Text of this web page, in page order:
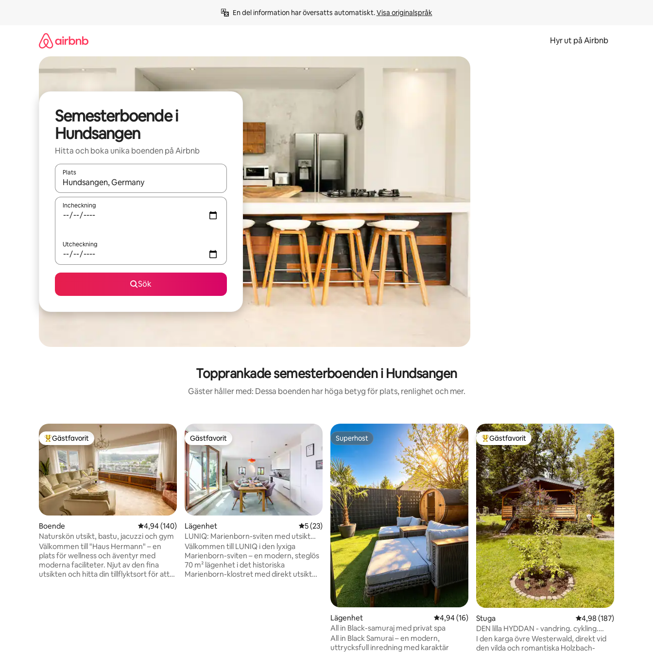
En del information har översatts automatiskt. Visa originalspråk
Hyr ut på Airbnb
Semesterboende i
Hundsangen
Hitta och boka unika boenden på Airbnb
Plats
När resultaten är tillgängliga kan du navigera med upp- och nedåtpilarna eller utforska genom att trycka eller svepa.
Incheckning
Utcheckning
Sök
Topprankade semesterboenden i Hundsangen
Gäster håller med: Dessa boenden har höga betyg för plats, renlighet och mer.
Populär gästfavorit
Gästfavorit
Boende 4,94 av 5 i genomsnittligt betyg, 140 omdömen
4,94 (140)
Naturskön utsikt, bastu, jacuzzi och gym
Välkommen till "Haus Hermann" – en
plats för wellness och äventyr med
moderna faciliteter. Njut av den fina
utsikten och hitta din tillflyktsort för att
Gästfavorit
Gästfavorit
Lägenhet 5 av 5 i genomsnittligt betyg, 23 omdömen
5 (23)
LUNIQ: Marienborn-sviten med utsikt
över domkyrkan – klimatparkering
Välkommen till LUNIQ i den lyxiga
Marienborn-sviten – en modern, steglös
70 m² lägenhet i det historiska
Marienborn-klostret med direkt utsikt
Superhost
Superhost
Lägenhet 4,94 av 5 i genomsnittligt betyg, 16 omdömen
4,94 (16)
All in Black-samuraj med privat spa
All in Black Samurai – en modern,
uttrycksfull inredning med karaktär
Populär gästfavorit
Gästfavorit
Stuga 4,98 av 5 i
4,98 (187)
DEN lilla HYDDAN - vandring. cykling.
upplev naturen.
I den karga övre Westerwald, direkt vid
den vilda och romantiska Holzbach-